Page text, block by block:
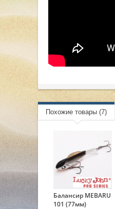
Похожие товары (7)
Балансир MEBARU
101 (77мм)